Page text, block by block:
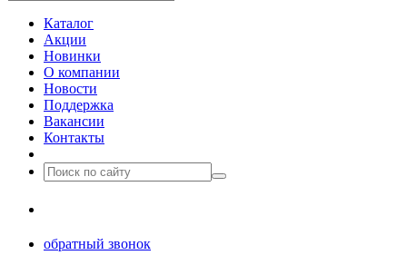
Каталог
Акции
Новинки
О компании
Новости
Поддержка
Вакансии
Контакты
обратный звонок